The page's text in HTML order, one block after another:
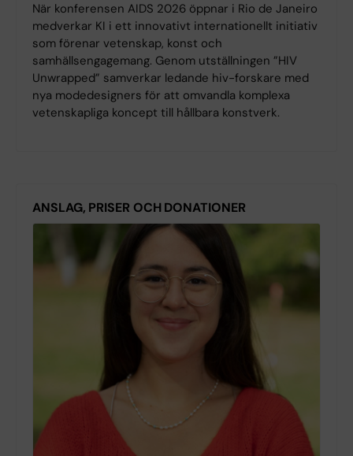
När konferensen AIDS 2026 öppnar i Rio de Janeiro
medverkar KI i ett innovativt internationellt initiativ
som förenar vetenskap, konst och
samhällsengagemang. Genom utställningen ”HIV
Unwrapped” samverkar ledande hiv-forskare med
nya modedesigners för att omvandla komplexa
vetenskapliga koncept till hållbara konstverk.
ANSLAG, PRISER OCH DONATIONER